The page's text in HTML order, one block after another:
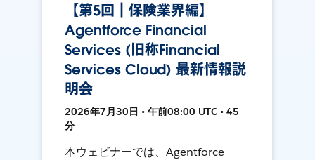
【第5回｜保険業界編】
Agentforce Financial
Services (旧称Financial
Services Cloud) 最新情報説
明会
2026年7月30日 • 午前08:00 UTC • 45
分
本ウェビナーでは、Agentforce